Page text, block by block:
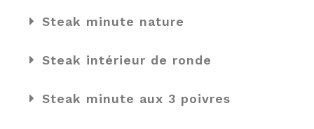
Steak minute nature
Steak intérieur de ronde
Steak minute aux 3 poivres